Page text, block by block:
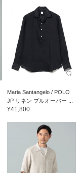
Maria Santangelo / POLO
JP リネン プルオーバー ...
¥41,800